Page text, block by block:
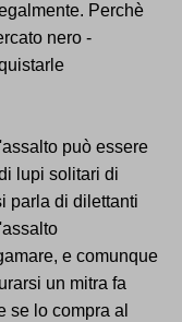
Perchè
nero -
può essere
lupi solitari di
parla di dilettanti
e comunque
un mitra fa
se lo compra al